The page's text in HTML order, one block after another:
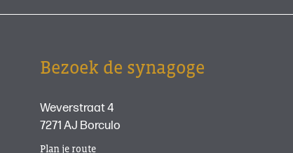
Bezoek de synagoge
Weverstraat 4
7271 AJ Borculo
Plan je route